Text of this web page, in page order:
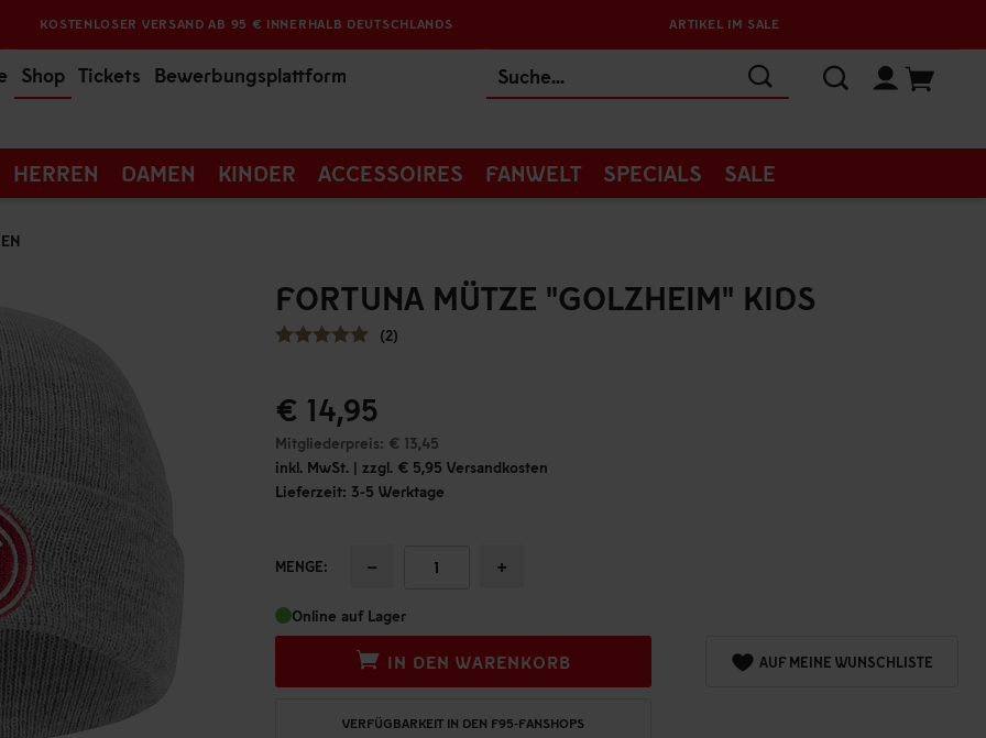
KOSTENLOSER VERSAND AB 95 € INNERHALB DEUTSCHLANDS ARTIKEL IM SALE
Shop Tickets Bewerbungsplattform
HERREN DAMEN KINDER ACCESSOIRES FANWELT SPECIALS SALE
FORTUNA MÜTZE "GOLZHEIM" KIDS
(2)
€ 14,95
Mitgliederpreis: € 13,45
inkl. MwSt. | zzgl. € 5,95 Versandkosten
Lieferzeit: 3-5 Werktage
MENGE: − +
Online auf Lager
IN DEN WARENKORB AUF MEINE WUNSCHLISTE
VERFÜGBARKEIT IN DEN F95-FANSHOPS